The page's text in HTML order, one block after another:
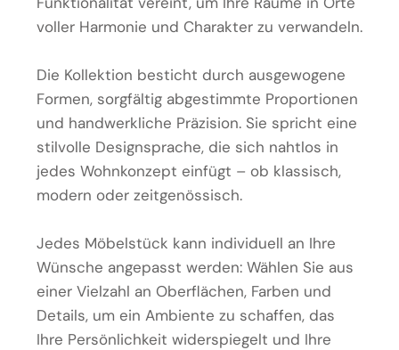
voller Harmonie und Charakter zu verwandeln.
Die Kollektion besticht durch ausgewogene
Formen, sorgfältig abgestimmte Proportionen
und handwerkliche Präzision. Sie spricht eine
stilvolle Designsprache, die sich nahtlos in
jedes Wohnkonzept einfügt – ob klassisch,
modern oder zeitgenössisch.
Jedes Möbelstück kann individuell an Ihre
Wünsche angepasst werden: Wählen Sie aus
einer Vielzahl an Oberflächen, Farben und
Details, um ein Ambiente zu schaffen, das
Ihre Persönlichkeit widerspiegelt und Ihre